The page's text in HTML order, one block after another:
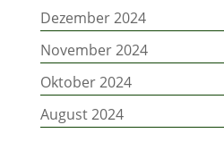
Dezember 2024
November 2024
Oktober 2024
August 2024